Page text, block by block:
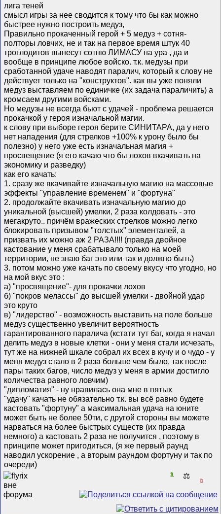
лига теней
смысл игры за нее сводится к тому что бы как можно
быстрее нужно построить медуз,
Правильно прокаченный герой + 5 медуз + сотня-
полторы ловчих, не и так на первое время штук 40
троглодитов вынесут сотню ЛИМАСУ на ура , да и
вообще в принципе любое войско. т.к. медузы при
сработанной удаче наводят паралич, который к слову не
действует только на "конструктов". как вы уже поняли
медуз выставляем по единичке (их задача параличить) а
кромсаем другими войсками.
Но медузы не всегда бьют с удачей - проблема решается
прокачкой у героя изначальной магии.
к слову при выборе героя берите СИНИТАРА, да у него
нет нападения (для стрелков +100% к урону было бы
полезно) у него уже есть изначальная магия +
просвещение (я его качаю что бы лохов вкачивать на
экономику и разведку)
как его качать:
1. сразу же вкачивайте изначальную магию на массовые
эффекты "управление временем" и "фортуна"
2. продолжайте вкачивать изначальную магию до
уникальной (высшей) умелки, 2 раза колдовать - это
мегакруто.. причём вражеских стрелков можно легко
блокировать призывом "толстых" элементалей, а
призвать их можно аж 2 РАЗА!!!! (правда двойное
кастование у меня срабатывало только на моей
территории, не знаю баг это или так и должно быть)
3. потом можно уже качать по своему вкусу что угодно, но
на мой вкус это :
а) "просвящение"- для прокачки лохов
б) "покров мелассы" до высшей умелки - двойной удар
это круто
в) "лидерство" - возможность выставить на поле больше
медуз существенно увеличит вероятность
гарантированного паралича (кстати тут баг, когда я начал
делить медуз в новые клетки - они у меня стали исчезать,
тут же на нижней шкале собрал их всех в кучу и о чудо - у
меня медуз стало в 2 раза больше чем было, так после
пары таких багов, число медуз у меня в армии достигло
количества равного ловчим)
"дипломатия" - ну нравилась она мне в пятых
"удачу" качать не обязательно т.к. вы всё равно будете
кастовать "фортуну" а максимальная удача на юните
может быть не более 50ти, с другой стороны вы можете
нарваться на более быстрых существ (их правда
немного) а кастовать 2 раза не получится , поэтому в
принципе может пригодиться, (я же первый раунд
наводил ускорение , а вторым раундом фортуну и так по
очереди)
1 ⚖️
0